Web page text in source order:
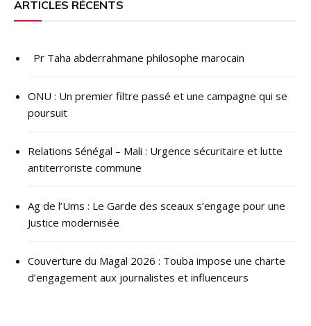
ARTICLES RÉCENTS
Pr Taha abderrahmane philosophe marocain
ONU : ​Un premier filtre passé et une campagne qui se
poursuit
Relations Sénégal – Mali : Urgence sécuritaire et lutte
antiterroriste commune
Ag de l’Ums : Le Garde des sceaux s’engage pour une
Justice modernisée
Couverture du Magal 2026 : Touba impose une charte
d’engagement aux journalistes et influenceurs